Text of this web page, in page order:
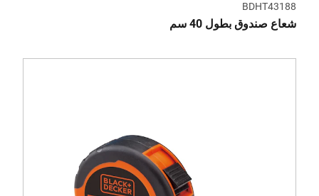
BDHT43188
شعاع صندوق بطول 40 سم